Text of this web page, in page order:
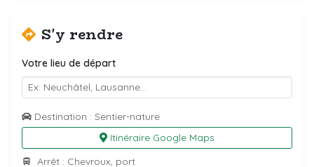
S'y rendre
Votre lieu de départ
Destination : Sentier-nature
Itinéraire Google Maps
Arrêt : Chevroux, port